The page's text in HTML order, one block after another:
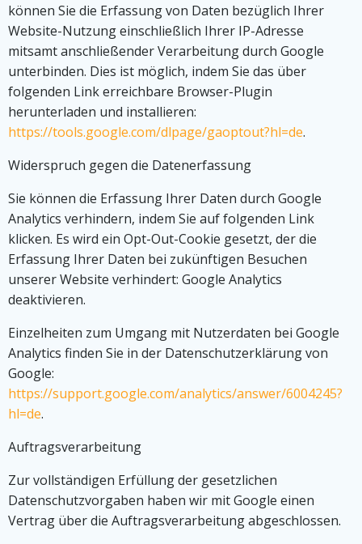
können Sie die Erfassung von Daten bezüglich Ihrer
Website-Nutzung einschließlich Ihrer IP-Adresse
mitsamt anschließender Verarbeitung durch Google
unterbinden. Dies ist möglich, indem Sie das über
folgenden Link erreichbare Browser-Plugin
herunterladen und installieren:
https://tools.google.com/dlpage/gaoptout?hl=de.
Widerspruch gegen die Datenerfassung
Sie können die Erfassung Ihrer Daten durch Google
Analytics verhindern, indem Sie auf folgenden Link
klicken. Es wird ein Opt-Out-Cookie gesetzt, der die
Erfassung Ihrer Daten bei zukünftigen Besuchen
unserer Website verhindert: Google Analytics
deaktivieren.
Einzelheiten zum Umgang mit Nutzerdaten bei Google
Analytics finden Sie in der Datenschutzerklärung von
Google:
https://support.google.com/analytics/answer/6004245?
hl=de.
Auftragsverarbeitung
Zur vollständigen Erfüllung der gesetzlichen
Datenschutzvorgaben haben wir mit Google einen
Vertrag über die Auftragsverarbeitung abgeschlossen.